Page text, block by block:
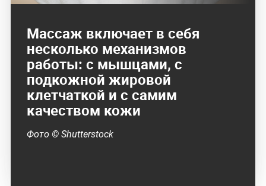
Массаж включает в себя
несколько механизмов
работы: с мышцами, с
подкожной жировой
клетчаткой и с самим
качеством кожи
Фото © Shutterstock